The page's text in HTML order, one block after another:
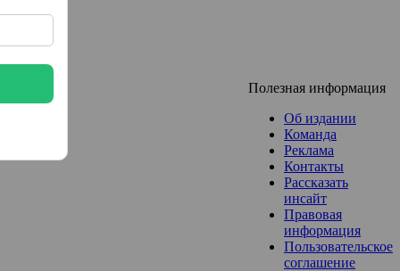
Полезная информация
Об издании
Команда
Реклама
Контакты
Рассказать
инсайт
Правовая
информация
Пользовательское
соглашение